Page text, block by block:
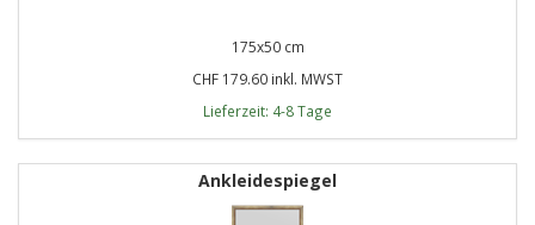
175x50 cm
CHF 179.60 inkl. MWST
Lieferzeit: 4-8 Tage
Ankleidespiegel